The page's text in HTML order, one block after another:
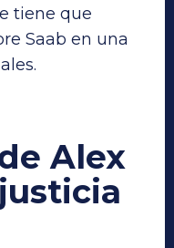
tiene que
Saab en una
Alex